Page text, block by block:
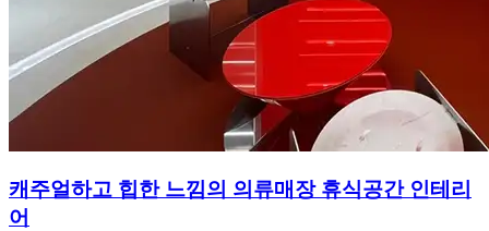
캐주얼하고 힙한 느낌의 의류매장 휴식공간 인테리
어